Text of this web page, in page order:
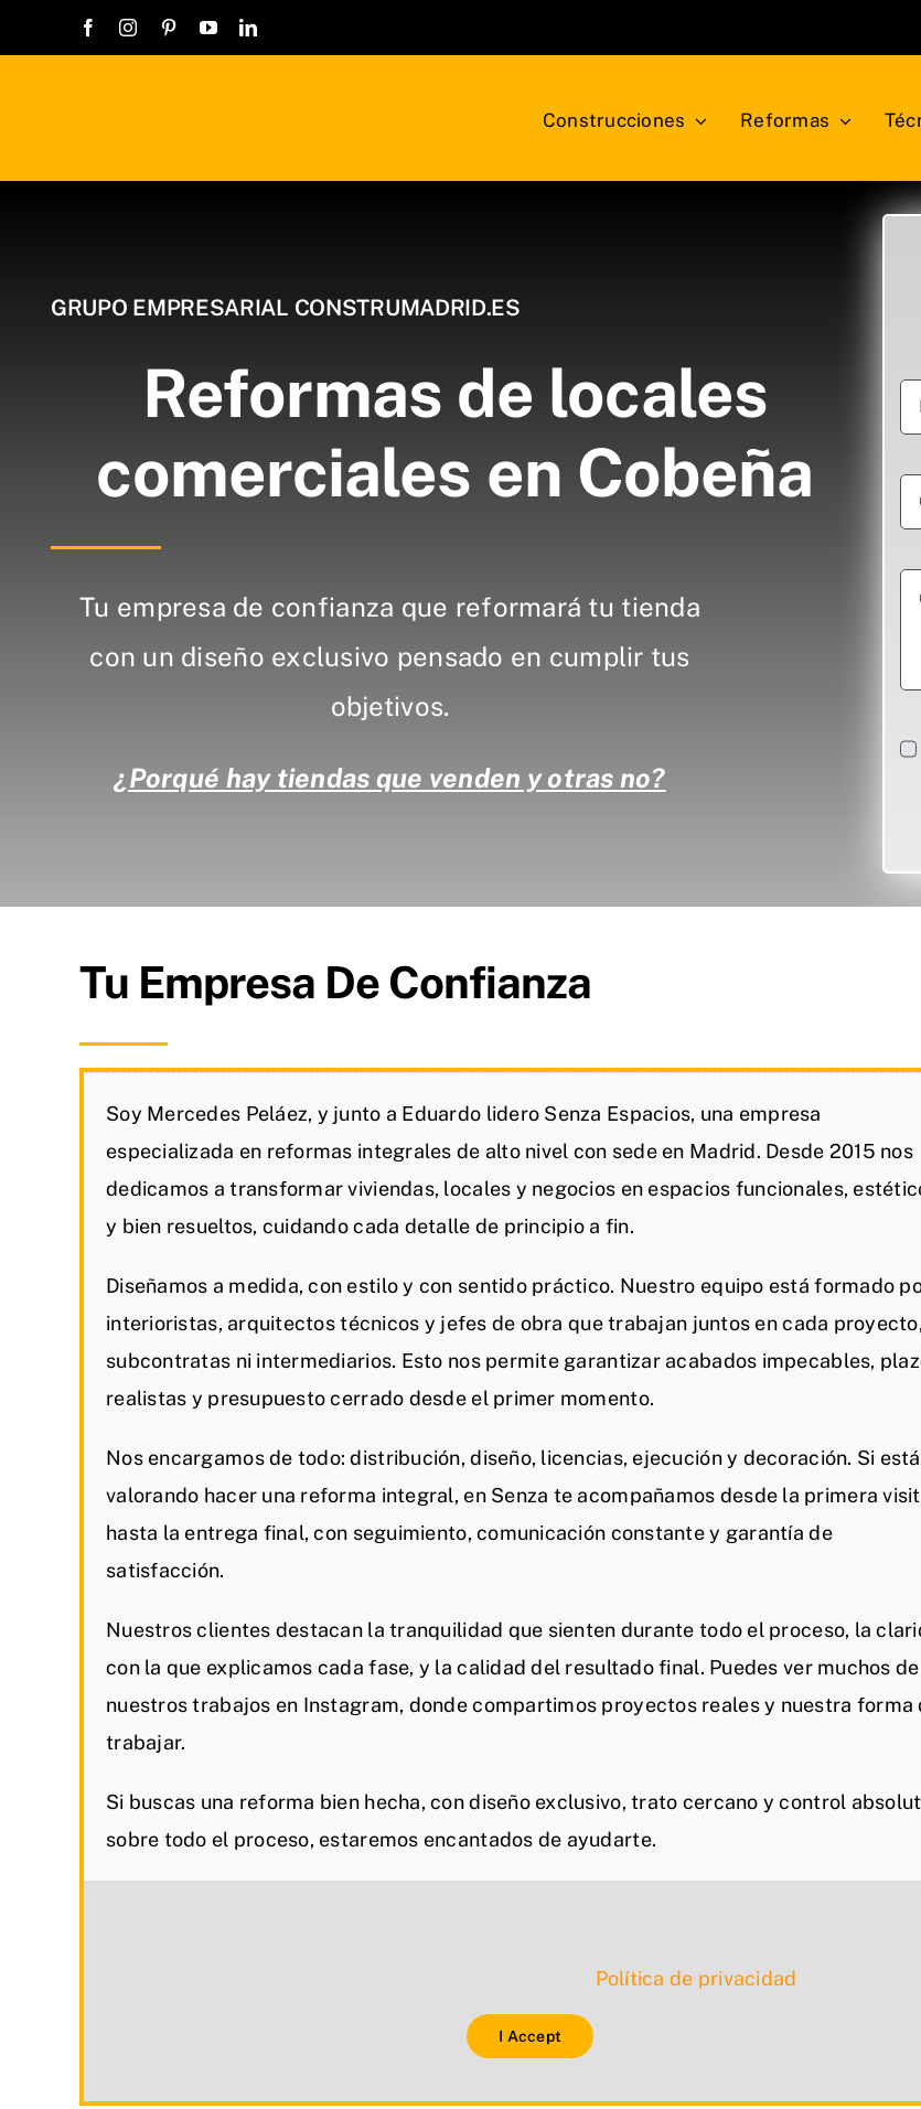
al
Construcciones Reformas
GRUPO EMPRESARIAL CONSTRUMADRID.ES
Reformas de locales
comerciales en Cobeña
Tu empresa de confianza que reformará tu tienda
con un diseño exclusivo pensado en cumplir tus
objetivos.
¿Porqué hay tiendas que venden y otras no?
Tu Empresa De Confianza
Soy Mercedes Peláez, y junto a Eduardo lidero Senza Espacios, una empresa
especializada en reformas integrales de alto nivel con sede en Madrid. Desde 2015 nos
dedicamos a transformar viviendas, locales y negocios en espacios funcionales,
y bien resueltos, cuidando cada detalle de principio a fin.
Diseñamos a medida, con estilo y con sentido práctico. Nuestro equipo está formado
interioristas, arquitectos técnicos y jefes de obra que trabajan juntos en cada
subcontratas ni intermediarios. Esto nos permite garantizar acabados impecables,
realistas y presupuesto cerrado desde el primer momento.
Nos encargamos de todo: distribución, diseño, licencias, ejecución y decoración. Si
valorando hacer una reforma integral, en Senza te acompañamos desde la primera
hasta la entrega final, con seguimiento, comunicación constante y garantía de
satisfacción.
Nuestros clientes destacan la tranquilidad que sienten durante todo el proceso, la
con la que explicamos cada fase, y la calidad del resultado final. Puedes ver muchos de
nuestros trabajos en Instagram, donde compartimos proyectos reales y nuestra forma
trabajar.
Si buscas una reforma bien hecha, con diseño exclusivo, trato cercano y control
sobre todo el proceso, estaremos encantados de ayudarte.
Política de privacidad
I Accept